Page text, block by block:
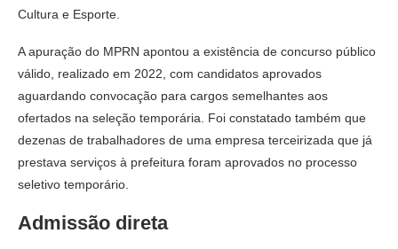
Cultura e Esporte.
A apuração do MPRN apontou a existência de concurso público
válido, realizado em 2022, com candidatos aprovados
aguardando convocação para cargos semelhantes aos
ofertados na seleção temporária. Foi constatado também que
dezenas de trabalhadores de uma empresa terceirizada que já
prestava serviços à prefeitura foram aprovados no processo
seletivo temporário.
Admissão direta